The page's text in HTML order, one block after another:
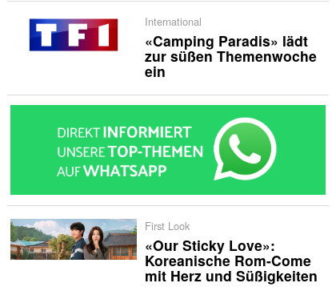
International
«Camping Paradis» lädt
zur süßen Themenwoche
ein
First Look
«Our Sticky Love»:
Koreanische Rom-Come
mit Herz und Süßigkeiten